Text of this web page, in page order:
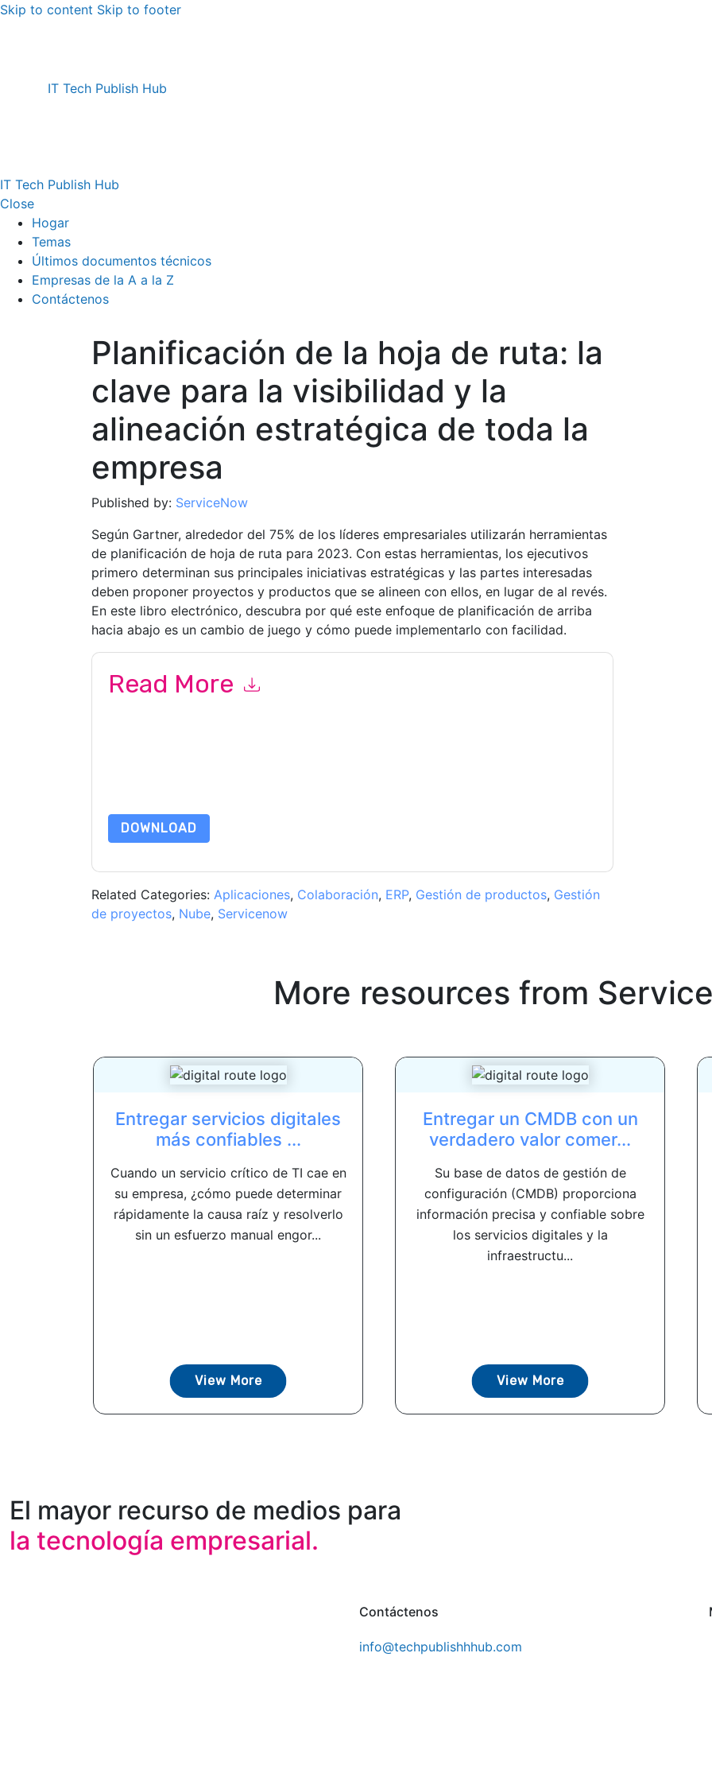
Skip to content Skip to footer
IT Tech Publish Hub
IT Tech Publish Hub
Close
Hogar
Temas
Últimos documentos técnicos
Empresas de la A a la Z
Contáctenos
Planificación de la hoja de ruta: la
clave para la visibilidad y la
alineación estratégica de toda la
empresa
Published by: ServiceNow
Según Gartner, alrededor del 75% de los líderes empresariales utilizarán herramientas
de planificación de hoja de ruta para 2023. Con estas herramientas, los ejecutivos
primero determinan sus principales iniciativas estratégicas y las partes interesadas
deben proponer proyectos y productos que se alineen con ellos, en lugar de al revés.
En este libro electrónico, descubra por qué este enfoque de planificación de arriba
hacia abajo es un cambio de juego y cómo puede implementarlo con facilidad.
Read More
DOWNLOAD
Related Categories: Aplicaciones, Colaboración, ERP, Gestión de productos, Gestión
de proyectos, Nube, Servicenow
More resources from
Entregar servicios digitales
más confiables ...
Cuando un servicio crítico de TI cae en
su empresa, ¿cómo puede determinar
rápidamente la causa raíz y resolverlo
sin un esfuerzo manual engor...
View More
Entregar un CMDB con un
verdadero valor comer...
Su base de datos de gestión de
configuración (CMDB) proporciona
información precisa y confiable sobre
los servicios digitales y la
infraestructu...
View More
El mayor recurso de medios para
la tecnología empresarial.
Contáctenos
info@techpublishhhub.com